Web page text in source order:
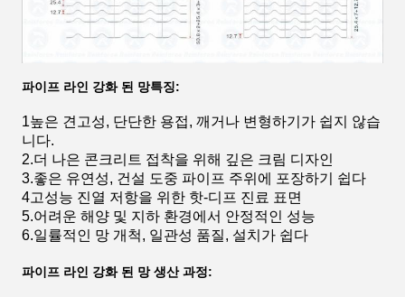
파이프 라인 강화 된 망특징:
1높은 견고성, 단단한 용접, 깨거나 변형하기가 쉽지 않습
니다.
2.더 나은 콘크리트 접착을 위해 깊은 크림 디자인
3.좋은 유연성, 건설 도중 파이프 주위에 포장하기 쉽다
4고성능 진열 저항을 위한 핫-디프 진료 표면
5.어려운 해양 및 지하 환경에서 안정적인 성능
6.일률적인 망 개척, 일관성 품질, 설치가 쉽다
파이프 라인 강화 된 망 생산 과정: